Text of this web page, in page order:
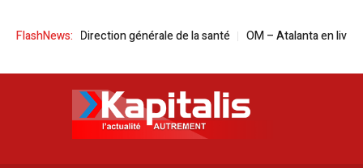
FlashNews:
de la Direction générale de la santé OM – Atalanta en live